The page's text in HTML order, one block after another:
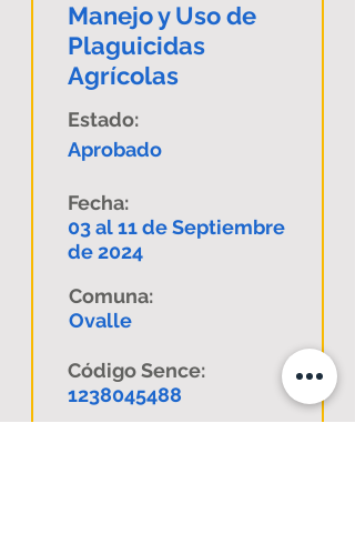
Manejo y Uso de
Plaguicidas
Agrícolas
Estado:
Aprobado
Fecha:
03 al 11 de Septiembre
de 2024
Comuna:
Ovalle
Código Sence:
1238045488